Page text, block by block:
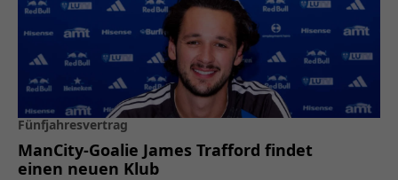
Fünfjahresvertrag
ManCity-Goalie James Trafford findet
einen neuen Klub